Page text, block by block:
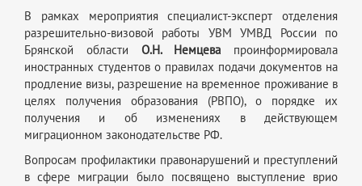
В рамках мероприятия специалист-эксперт отделения
разрешительно-визовой работы УВМ УМВД России по
Брянской области О.Н. Немцева проинформировала
иностранных студентов о правилах подачи документов на
продление визы, разрешение на временное проживание в
целях получения образования (РВПО), о порядке их
получения и об изменениях в действующем
миграционном законодательстве РФ.
Вопросам профилактики правонарушений и преступлений
в сфере миграции было посвящено выступление врио